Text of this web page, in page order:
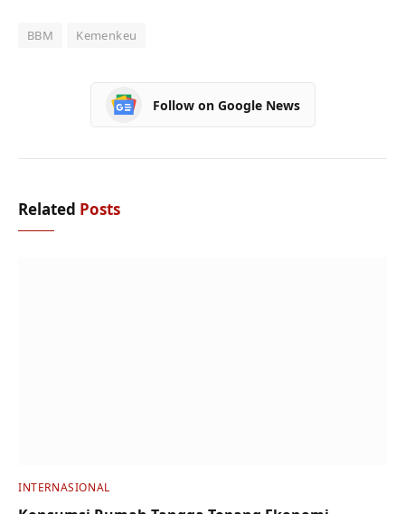
BBM Kemenkeu
Follow on Google News
Related Posts
INTERNASIONAL